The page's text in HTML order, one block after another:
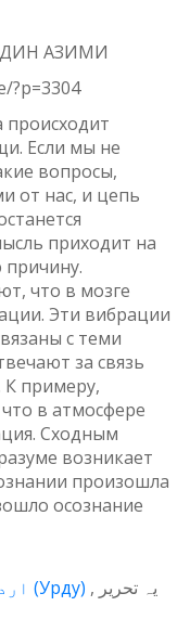
АЗИМИ
?p=3304
происходит
Если мы не
вопросы,
от нас, и цепь
приходит на
что в мозге
Эти вибрации
с теми
за связь
примеру,
в атмосфере
Сходным
возникает
произошла
осознание
یہ تحریر (Урду)